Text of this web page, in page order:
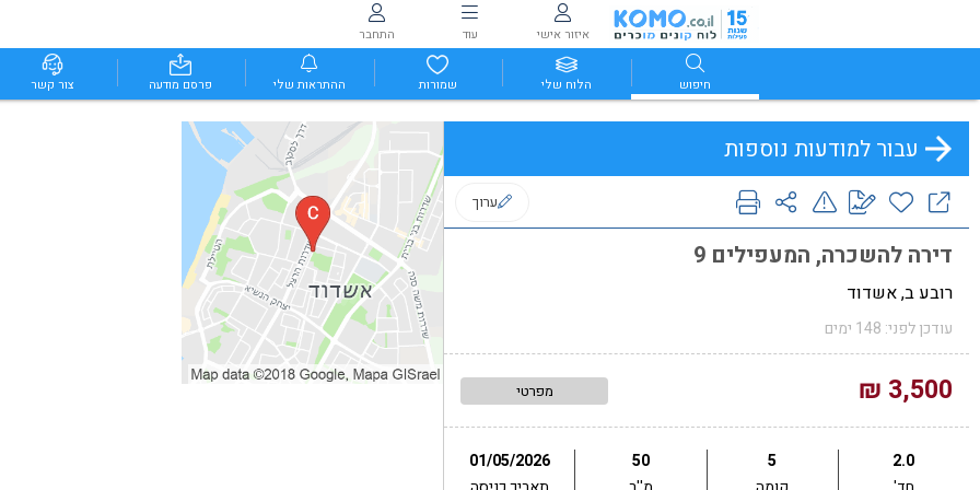
איזור אישי עוד התחבר
חיפוש הלוח שלי שמורות ההתראות שלי פרסם מודעה צור קשר
עבור למודעות נוספות
ערוך
דירה להשכרה, המעפילים 9
רובע ב, אשדוד
עודכן לפני: 148 ימים
3,500 ₪ מפרטי
2.0
5
50
01/05/2026